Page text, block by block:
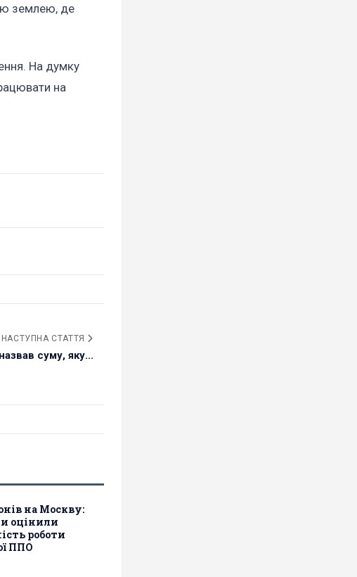
землею, де
На думку
на
НАСТУПНА СТАТТЯ
суму, яку...
на Москву:
оцінили
роботи
ППО